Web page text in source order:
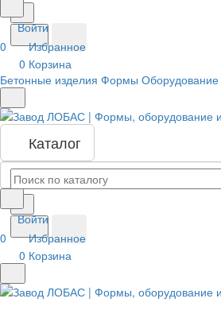
Войти
0
Избранное
0 Корзина
Бетонные изделия Формы Оборудование
Каталог
Войти
0
Избранное
0 Корзина